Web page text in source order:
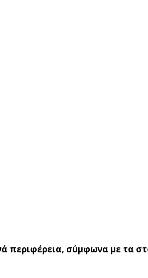
περιφέρεια, σύμφωνα με τα